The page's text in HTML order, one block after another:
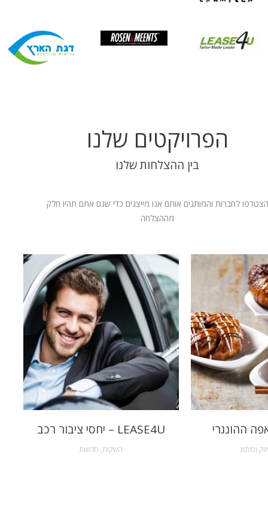
הפרויקטים שלנו
בין ההצלחות שלנו
הצטרפו לחברות והמותגים אותם אנו מייצגים כדי שגם אתם תהיו חלק
מההצלחה
LEASE4U – יחסי ציבור רכב
השקות, חדשות
ההונגרי
ומיתוג